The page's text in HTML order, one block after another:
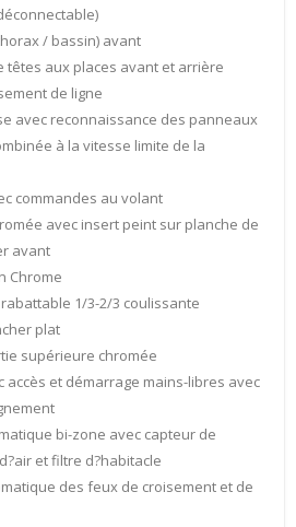
/ bassin) avant
têtes aux places avant et arrière
de ligne
avec reconnaissance des panneaux
à la vitesse limite de la
commandes au volant
avec insert peint sur planche de
avant
Chrome
1/3-2/3 coulissante
plat
supérieure chromée
accès et démarrage mains-libres avec
bi-zone avec capteur de
et filtre d?habitacle
des feux de croisement et de